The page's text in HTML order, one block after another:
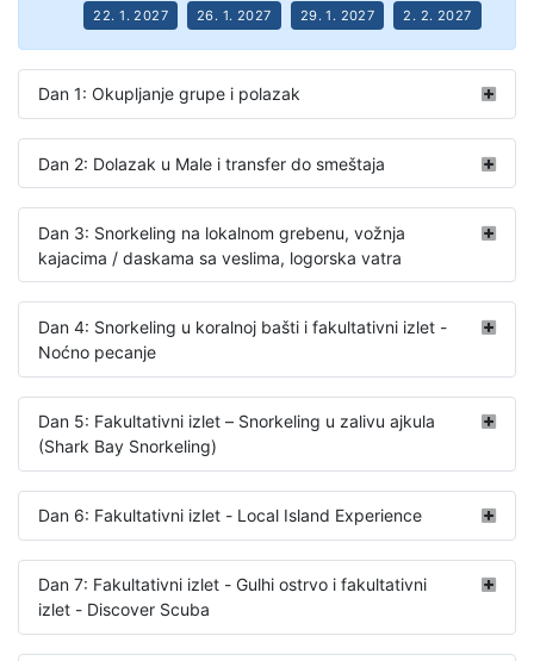
22. 1. 2027 26. 1. 2027 29. 1. 2027 2. 2. 2027
Dan 1: Okupljanje grupe i polazak
Dan 2: Dolazak u Male i transfer do smeštaja
Dan 3: Snorkeling na lokalnom grebenu, vožnja
kajacima / daskama sa veslima, logorska vatra
Dan 4: Snorkeling u koralnoj bašti i fakultativni izlet -
Noćno pecanje
Dan 5: Fakultativni izlet – Snorkeling u zalivu ajkula
(Shark Bay Snorkeling)
Dan 6: Fakultativni izlet - Local Island Experience
Dan 7: Fakultativni izlet - Gulhi ostrvo i fakultativni
izlet - Discover Scuba